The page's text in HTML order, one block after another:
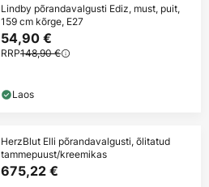
Lindby põrandavalgusti Ediz, must, puit,
159 cm kõrge, E27
54,90 €
RRP148,90 €
Laos
HerzBlut Elli põrandavalgusti, õlitatud
tammepuust/kreemikas
675,22 €